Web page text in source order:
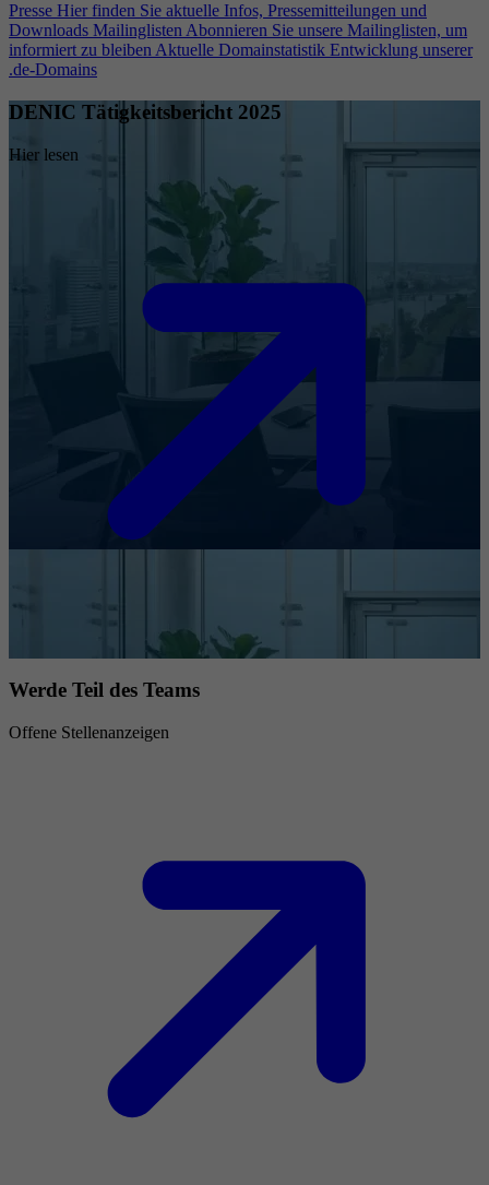
Presse Hier finden Sie aktuelle Infos, Pressemitteilungen und
Downloads Mailinglisten Abonnieren Sie unsere Mailinglisten, um
informiert zu bleiben Aktuelle Domainstatistik Entwicklung unserer
.de-Domains
DENIC Tätigkeitsbericht 2025
Hier lesen
Werde Teil des Teams
Offene Stellenanzeigen